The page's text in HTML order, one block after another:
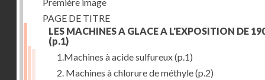
PAGE DE TITRE
LES MACHINES A GLACE A L'EXPOSITION DE
(p.1)
1.Machines à acide sulfureux(p.1)
2. Machines à chlorure de méthyle(p.2)